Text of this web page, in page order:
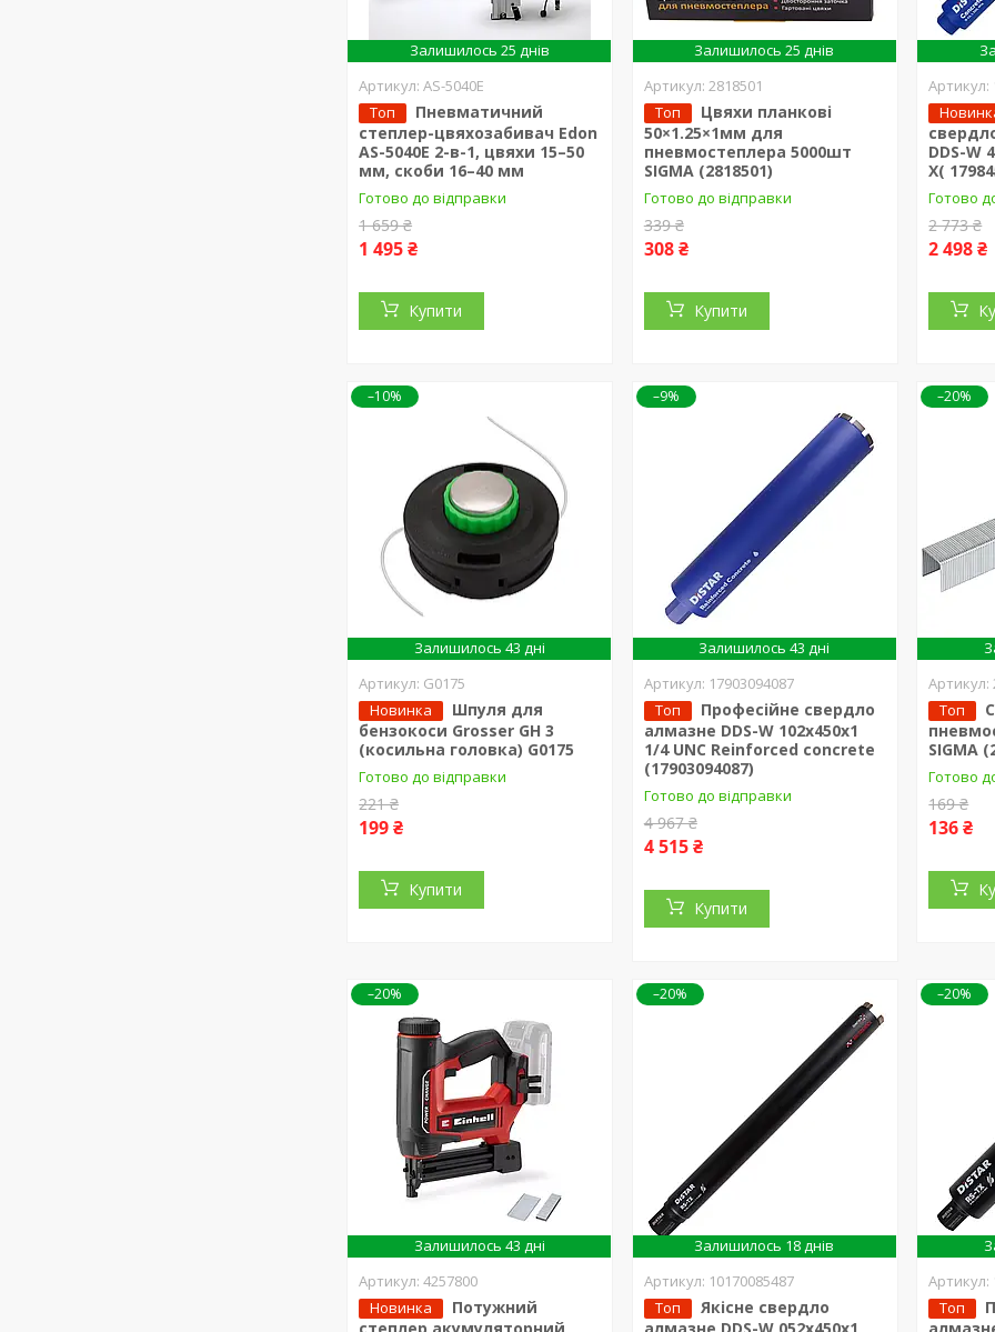
Залишилось 25 днів
AS-5040E
Топ
Пневматичний
степлер-цвяхозабивач Edon
AS-5040E 2-в-1, цвяхи 15–50
мм, скоби 16–40 мм
Готово до відправки
1 659 ₴
1 495 ₴
Купити
Залишилось 25 днів
2818501
Топ
Цвяхи планкові
50×1.25×1мм для
пневмостеплера 5000шт
SIGMA (2818501)
Готово до відправки
339 ₴
308 ₴
Купити
DDS-W
X(
Готово
2 773 ₴
2 498 ₴
–10%
Залишилось 43 дні
G0175
Новинка
Шпуля для
бензокоси Grosser GH 3
(косильна головка) G0175
Готово до відправки
221 ₴
199 ₴
Купити
–9%
Залишилось 43 дні
17903094087
Топ
Професійне свердло
алмазне DDS-W 102x450x1
1/4 UNC Reinforced concrete
(17903094087)
Готово до відправки
4 967 ₴
4 515 ₴
Купити
–20%
Топ
SIGMA
Готово
169 ₴
136 ₴
–20%
Залишилось 43 дні
4257800
Новинка
Потужний
–20%
Залишилось 18 днів
10170085487
Топ
Якісне свердло
–20%
Топ